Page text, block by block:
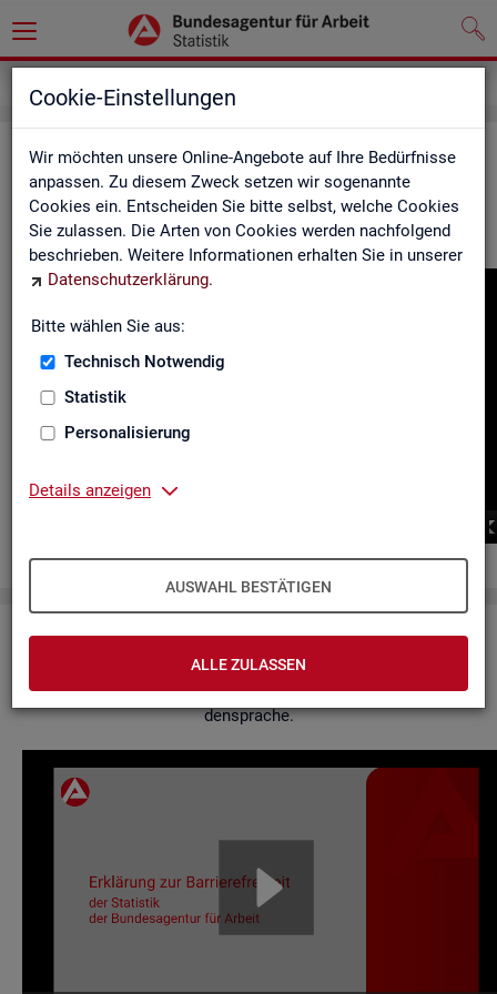
Cookie-Einstellungen
Wir möchten unsere Online-Angebote auf Ihre Bedürfnisse
anpassen. Zu diesem Zweck setzen wir sogenannte
Cookies ein. Entscheiden Sie bitte selbst, welche Cookies
Sie zulassen. Die Arten von Cookies werden nachfolgend
beschrieben. Weitere Informationen erhalten Sie in unserer
Datenschutzerklärung.
Bitte wählen Sie aus:
Technisch Notwendig
Statistik
Personalisierung
Details anzeigen
AUSWAHL BESTÄTIGEN
ALLE ZULASSEN
In­for­ma­tio­nen in Ge­bär­den­spra­che
Hier fin­den Sie unser In­for­ma­ti­ons­vi­deo in Deut­scher Ge­bär­
den­spra­che.
Video-
er
Er­klä­rung zur Bar­rie­re­frei­heit
Hier fin­den Sie un­se­re Er­klä­rung zur Bar­rie­re­frei­heit in Ge­bär­
den­spra­che.